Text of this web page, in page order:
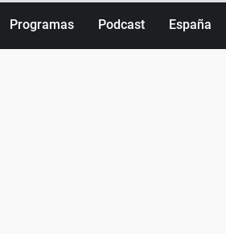
Programas Podcast España